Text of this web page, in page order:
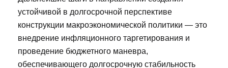
устойчивой в долгосрочной перспективе
конструкции макроэкономической политики — это
внедрение инфляционного таргетирования и
проведение бюджетного маневра,
обеспечивающего долгосрочную стабильность